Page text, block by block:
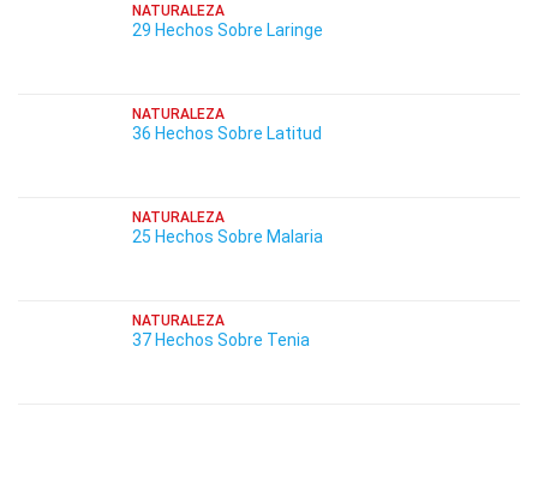
NATURALEZA
29 Hechos Sobre Laringe
NATURALEZA
36 Hechos Sobre Latitud
NATURALEZA
25 Hechos Sobre Malaria
NATURALEZA
37 Hechos Sobre Tenia